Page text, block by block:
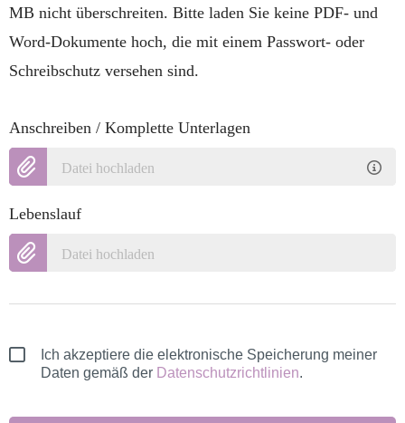
MB nicht überschreiten. Bitte laden Sie keine PDF- und
Word-Dokumente hoch, die mit einem Passwort- oder
Schreibschutz versehen sind.
Anschreiben / Komplette Unterlagen
Datei hochladen
Lebenslauf
Datei hochladen
Ich akzeptiere die elektronische Speicherung meiner
Daten gemäß der Datenschutzrichtlinien.